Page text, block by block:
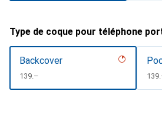
Type de coque pour téléphone
Backcover
CHF
139.– CHF